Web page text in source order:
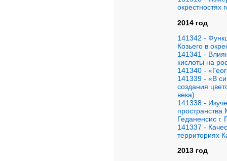
окрестностях
2014 год
141342 -
Козьего в
141341 -
кислоты на
141340 -
141339 - «В
создания
века)
141338 -
Геданенсис г.
141337 -
территориях
2013 год